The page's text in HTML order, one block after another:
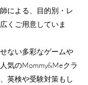
による、目的別・レ
くご用意していま
ない多彩なゲームや
気のMommy&Meクラ
英検や受験対策もし